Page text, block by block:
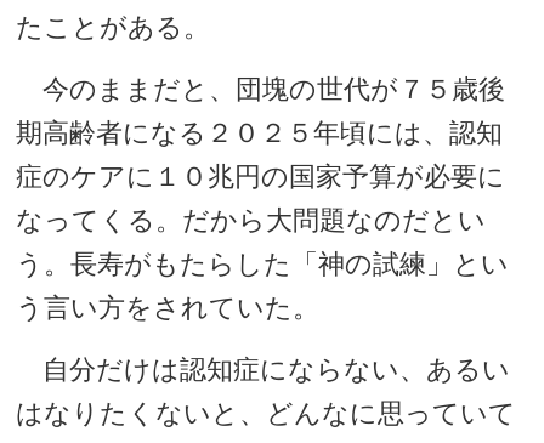
たことがある。
今のままだと、団塊の世代が７５歳後
期高齢者になる２０２５年頃には、認知
症のケアに１０兆円の国家予算が必要に
なってくる。だから大問題なのだとい
う。長寿がもたらした「神の試練」とい
う言い方をされていた。
自分だけは認知症にならない、あるい
はなりたくないと、どんなに思っていて